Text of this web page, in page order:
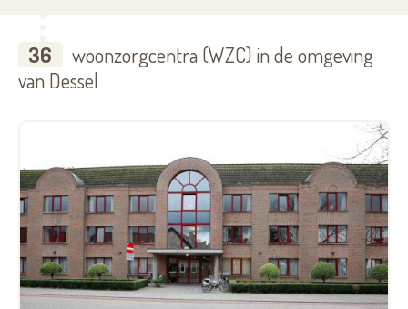
36
woonzorgcentra (WZC) in de omgeving
van Dessel